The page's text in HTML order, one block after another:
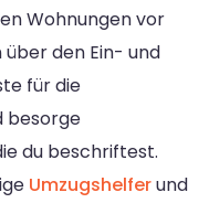
Wohnungen vor
den Ein- und
für die
besorge
du beschriftest.
Umzugshelferund